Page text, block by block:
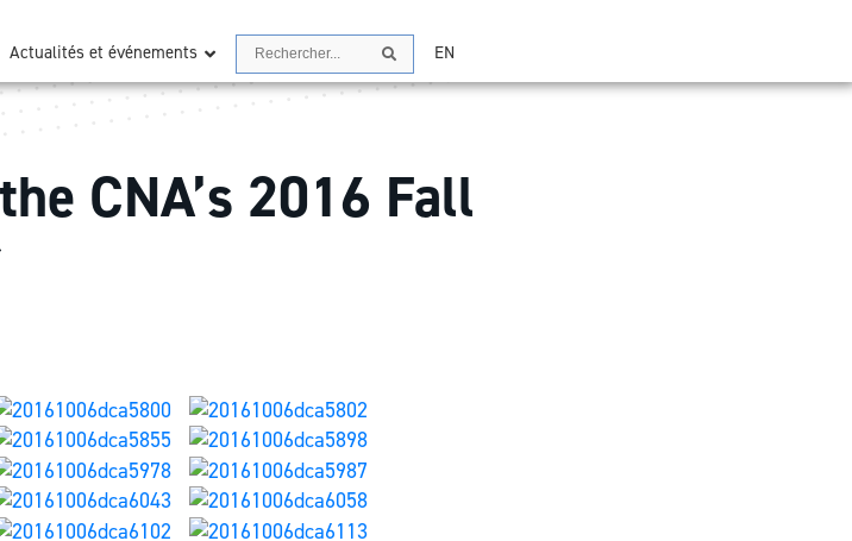
Actualités et événements SearchEN
CNA’s 2016 Fall